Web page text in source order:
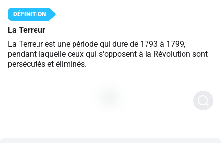
La Terreur
La Terreur est une période qui dure de 1793 à 1799,
pendant laquelle ceux qui s'opposent à la Révolution sont
persécutés et éliminés.